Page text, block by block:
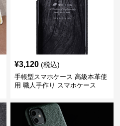
¥3,120 (税込)
手帳型スマホケース 高級本革使
用 職人手作り スマホケース